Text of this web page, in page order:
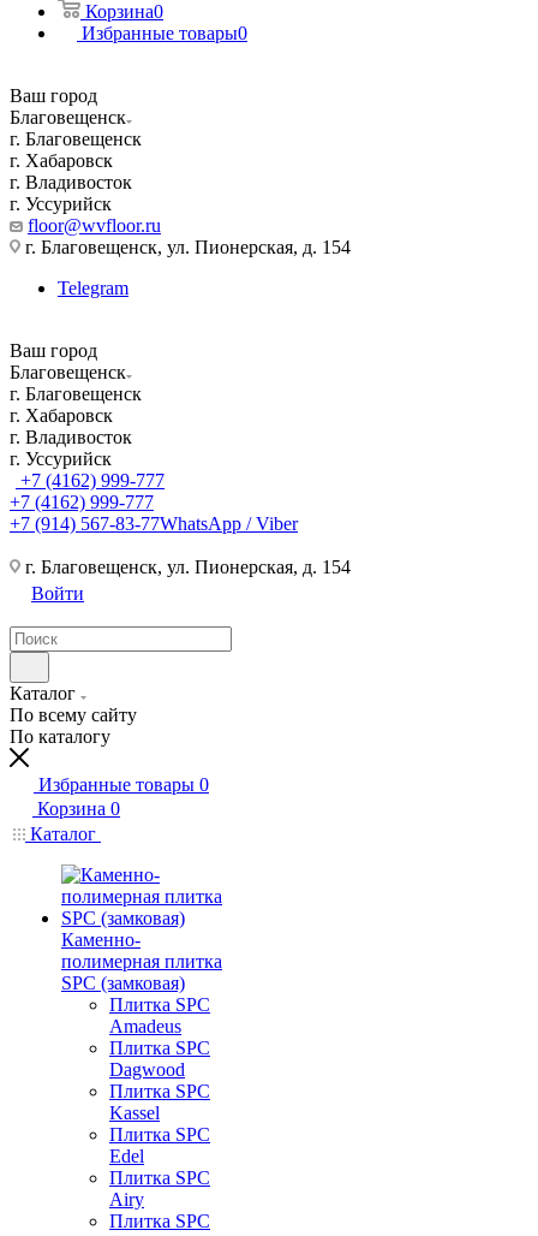
Корзина0
Избранные товары0
Ваш город
Благовещенск
г. Благовещенск
г. Хабаровск
г. Владивосток
г. Уссурийск
floor@wvfloor.ru
г. Благовещенск, ул. Пионерская, д. 154
Telegram
Ваш город
Благовещенск
г. Благовещенск
г. Хабаровск
г. Владивосток
г. Уссурийск
+7 (4162) 999-777
+7 (4162) 999-777
+7 (914) 567-83-77WhatsApp / Viber
г. Благовещенск, ул. Пионерская, д. 154
Войти
Каталог
По всему сайту
По каталогу
Избранные товары 0
Корзина 0
Каталог
Каменно-
полимерная плитка
SPC (замковая)
Плитка SPC
Amadeus
Плитка SPC
Dagwood
Плитка SPC
Kassel
Плитка SPC
Edel
Плитка SPC
Airy
Плитка SPC